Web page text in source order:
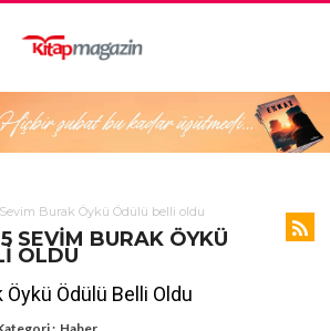
Burak Öykü Ödülü belli oldu
SEVIM BURAK ÖYKÜ
OLDU
Ödülü Belli Oldu